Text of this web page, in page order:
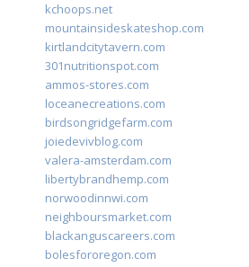
kchoops.net
mountainsideskateshop.com
kirtlandcitytavern.com
301nutritionspot.com
ammos-stores.com
loceanecreations.com
birdsongridgefarm.com
joiedevivblog.com
valera-amsterdam.com
libertybrandhemp.com
norwoodinnwi.com
neighboursmarket.com
blackanguscareers.com
bolesfororegon.com